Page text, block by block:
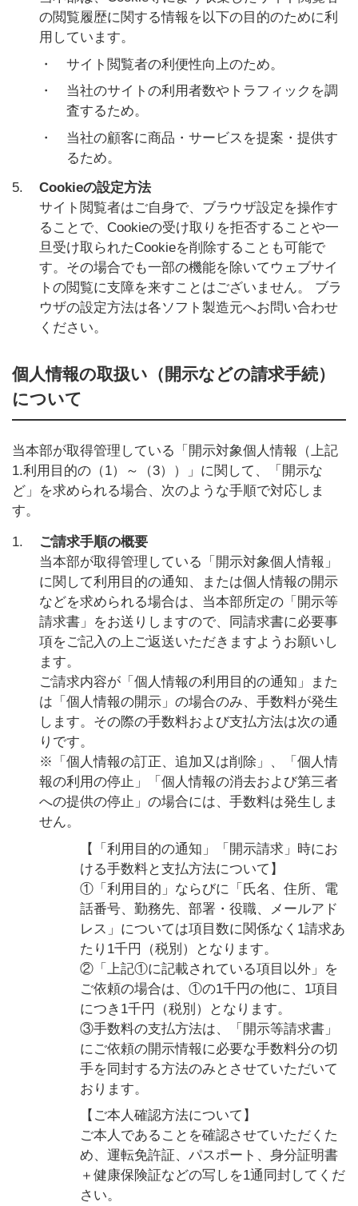
の閲覧履歴に関する情報を以下の目的のために利
用しています。
・
サイト閲覧者の利便性向上のため。
・
当社のサイトの利用者数やトラフィックを調
査するため。
・
当社の顧客に商品・サービスを提案・提供す
るため。
5.
Cookieの設定方法
サイト閲覧者はご自身で、ブラウザ設定を操作す
ることで、Cookieの受け取りを拒否することや一
旦受け取られたCookieを削除することも可能で
す。その場合でも一部の機能を除いてウェブサイ
トの閲覧に支障を来すことはございません。 ブラ
ウザの設定方法は各ソフト製造元へお問い合わせ
ください。
個人情報の取扱い（開示などの請求手続）
について
当本部が取得管理している「開示対象個人情報（上記
1.利用目的の（1）～（3））」に関して、「開示な
ど」を求められる場合、次のような手順で対応しま
す。
1.
ご請求手順の概要
当本部が取得管理している「開示対象個人情報」
に関して利用目的の通知、または個人情報の開示
などを求められる場合は、当本部所定の「開示等
請求書」をお送りしますので、同請求書に必要事
項をご記入の上ご返送いただきますようお願いし
ます。
ご請求内容が「個人情報の利用目的の通知」また
は「個人情報の開示」の場合のみ、手数料が発生
します。その際の手数料および支払方法は次の通
りです。
※「個人情報の訂正、追加又は削除」、「個人情
報の利用の停止」「個人情報の消去および第三者
への提供の停止」の場合には、手数料は発生しま
せん。
【「利用目的の通知」「開示請求」時にお
ける手数料と支払方法について】
①「利用目的」ならびに「氏名、住所、電
話番号、勤務先、部署・役職、メールアド
レス」については項目数に関係なく1請求あ
たり1千円（税別）となります。
②「上記①に記載されている項目以外」を
ご依頼の場合は、①の1千円の他に、1項目
につき1千円（税別）となります。
③手数料の支払方法は、「開示等請求書」
にご依頼の開示情報に必要な手数料分の切
手を同封する方法のみとさせていただいて
おります。
【ご本人確認方法について】
ご本人であることを確認させていただくた
め、運転免許証、パスポート、身分証明書
＋健康保険証などの写しを1通同封してくだ
さい。